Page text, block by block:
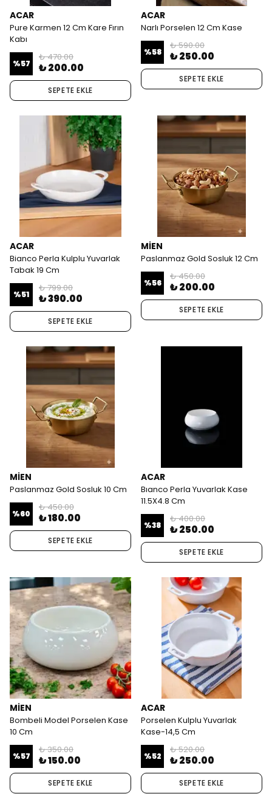
ACAR
Pure Karmen 12 Cm Kare Fırın
Kabı
%57
₺ 470.00
₺ 200.00
SEPETE EKLE
ACAR
Narlı Porselen 12 Cm Kase
%58
₺ 590.00
₺ 250.00
SEPETE EKLE
ACAR
Bianco Perla Kulplu Yuvarlak
Tabak 19 Cm
%51
₺ 799.00
₺ 390.00
SEPETE EKLE
MİEN
Paslanmaz Gold Sosluk 12 Cm
%56
₺ 450.00
₺ 200.00
SEPETE EKLE
MİEN
Paslanmaz Gold Sosluk 10 Cm
%60
₺ 450.00
₺ 180.00
SEPETE EKLE
ACAR
Bıanco Perla Yuvarlak Kase
11.5X4.8 Cm
%38
₺ 400.00
₺ 250.00
SEPETE EKLE
MİEN
Bombeli Model Porselen Kase
10 Cm
%57
₺ 350.00
₺ 150.00
SEPETE EKLE
ACAR
Porselen Kulplu Yuvarlak
Kase-14,5 Cm
%52
₺ 520.00
₺ 250.00
SEPETE EKLE